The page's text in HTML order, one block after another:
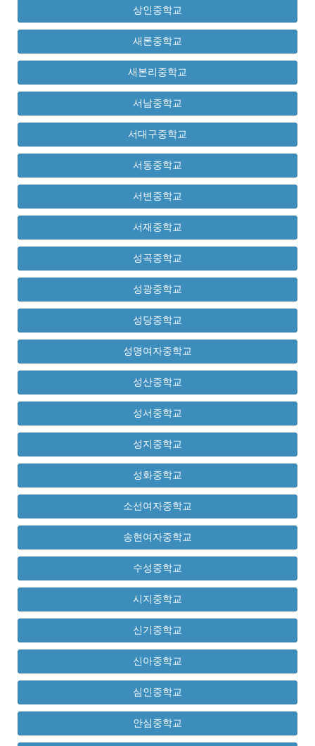
상인중학교
새론중학교
새본리중학교
서남중학교
서대구중학교
서동중학교
서변중학교
서재중학교
성곡중학교
성광중학교
성당중학교
성명여자중학교
성산중학교
성서중학교
성지중학교
성화중학교
소선여자중학교
송현여자중학교
수성중학교
시지중학교
신기중학교
신아중학교
심인중학교
안심중학교